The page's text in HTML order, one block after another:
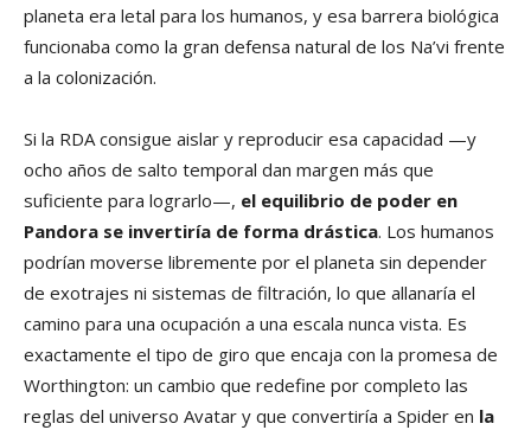
planeta era letal para los humanos, y esa barrera biológica
funcionaba como la gran defensa natural de los Na’vi frente
a la colonización.
Si la RDA consigue aislar y reproducir esa capacidad —y
ocho años de salto temporal dan margen más que
suficiente para lograrlo—, el equilibrio de poder en
Pandora se invertiría de forma drástica. Los humanos
podrían moverse libremente por el planeta sin depender
de exotrajes ni sistemas de filtración, lo que allanaría el
camino para una ocupación a una escala nunca vista. Es
exactamente el tipo de giro que encaja con la promesa de
Worthington: un cambio que redefine por completo las
reglas del universo Avatar y que convertiría a Spider en la